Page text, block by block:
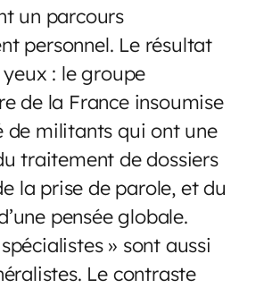
un parcours
personnel. Le résultat
: le groupe
de la France insoumise
de militants qui ont une
traitement de dossiers
la prise de parole, et du
pensée globale.
» sont aussi
Le contraste